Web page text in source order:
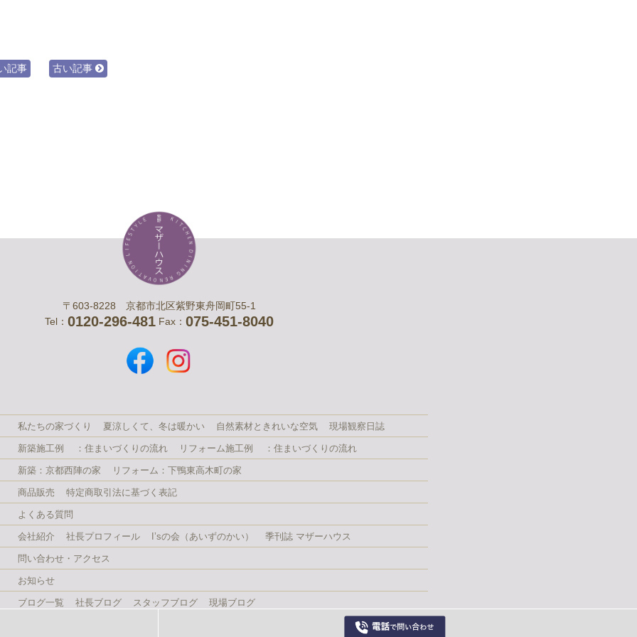
記事 古い記事
〒603-8228 京都市北区紫野東舟岡町55-1
Tel： 0120-296-481 Fax： 075-451-8040
私たちの家づくり 夏涼しくて、冬は暖かい 自然素材ときれいな空気 現場観察日誌
新築施工例 ：住まいづくりの流れ リフォーム施工例 ：住まいづくりの流れ
新築：京都西陣の家 リフォーム：下鴨東高木町の家
商品販売 特定商取引法に基づく表記
よくある質問
会社紹介 社長プロフィール I’sの会（あいずのかい） 季刊誌 マザーハウス
問い合わせ・アクセス
お知らせ
ブログ一覧 社長ブログ スタッフブログ 現場ブログ